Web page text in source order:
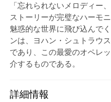
「忘れられないメロディー
ストーリーが完璧なハーモ
魅惑的な世界に飛び込んで
ンは、ヨハン・シュトラウ
であり、この最愛のオペレ
介するものである。
詳細情報